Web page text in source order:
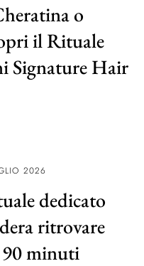
o
il Rituale
Signature Hair
2026
dedicato
ritrovare
90 minuti